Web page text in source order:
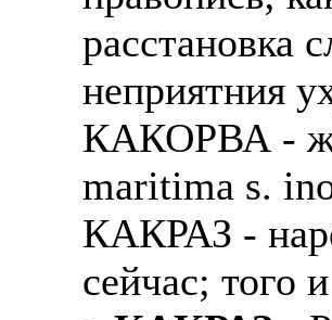
расстановка
неприятния
КАКОРВА -
maritima s.
КАКРАЗ -
сейчас; того